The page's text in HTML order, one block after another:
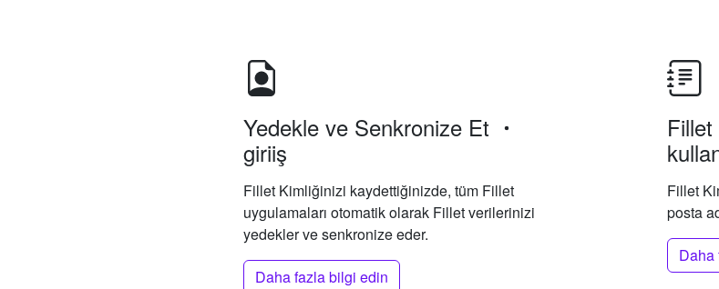
Yedekle ve Senkronize Et
giriiş
Fillet Kimliğinizi kaydettiğinizde, tüm Fillet
uygulamaları otomatik olarak Fillet verilerinizi
yedekler ve senkronize eder.
Daha fazla bilgi edin
Fillet
posta
Daha